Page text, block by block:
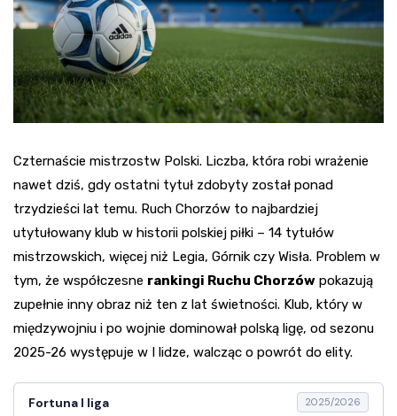
Czternaście mistrzostw Polski. Liczba, która robi wrażenie
nawet dziś, gdy ostatni tytuł zdobyty został ponad
trzydzieści lat temu. Ruch Chorzów to najbardziej
utytułowany klub w historii polskiej piłki – 14 tytułów
mistrzowskich, więcej niż Legia, Górnik czy Wisła. Problem w
tym, że współczesne rankingi Ruchu Chorzów pokazują
zupełnie inny obraz niż ten z lat świetności. Klub, który w
międzywojniu i po wojnie dominował polską ligę, od sezonu
2025-26 występuje w I lidze, walcząc o powrót do elity.
Fortuna I liga 2025/2026